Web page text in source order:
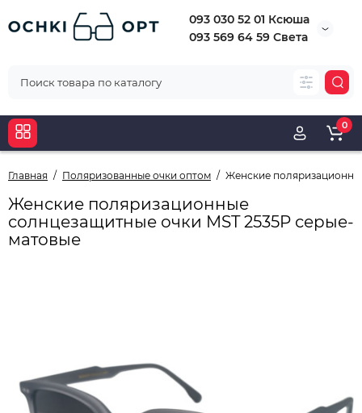
093 030 52 01 Ксюша
093 569 64 59 Света
0
Главная Поляризованные очки оптом Женские
Женские поляризационные
солнцезащитные очки MST 2535P серые-
матовые